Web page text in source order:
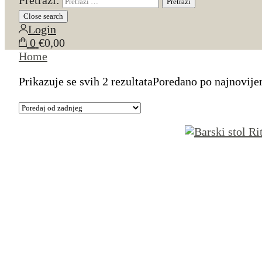
Close search
Login
0 €0,00
Home
Prikazuje se svih 2 rezultataPoredano po